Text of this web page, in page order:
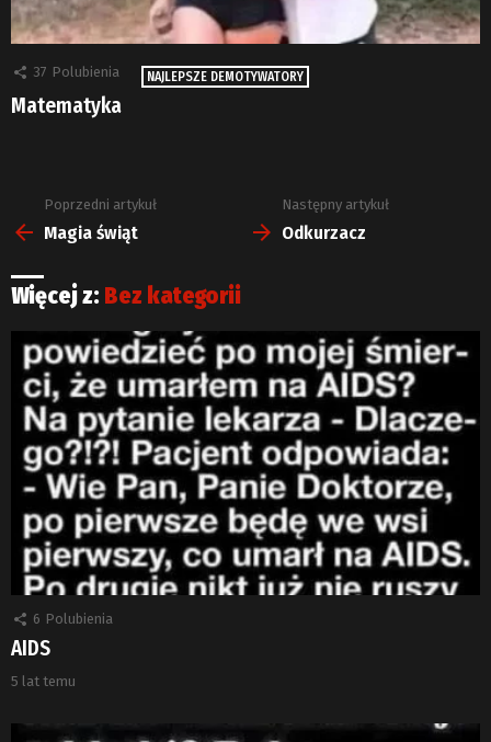
37 Polubienia NAJLEPSZE DEMOTYWATORY
Matematyka
Zobacz
więcej
Poprzedni artykuł
Magia świąt
Następny artykuł
Odkurzacz
Więcej z: Bez kategorii
6 Polubienia
AIDS
5 lat temu